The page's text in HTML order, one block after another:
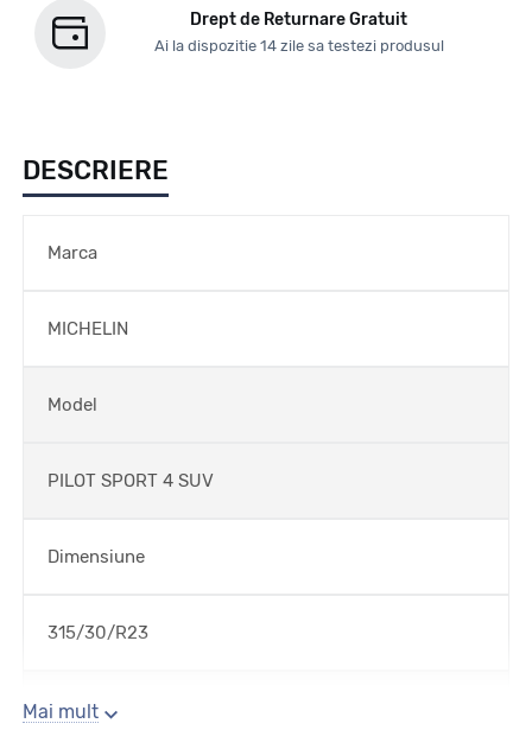
Drept de Returnare Gratuit
Ai la dispozitie 14 zile sa testezi produsul
DESCRIERE
Marca
MICHELIN
Model
PILOT SPORT 4 SUV
Dimensiune
315/30/R23
Sezon
Mai mult